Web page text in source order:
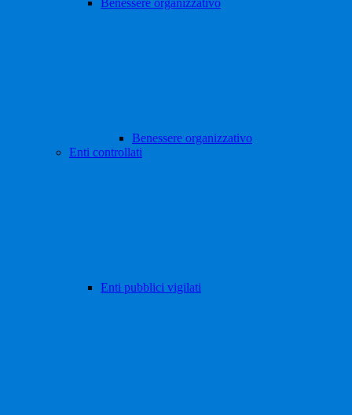
Benessere organizzativo
Benessere organizzativo
Enti controllati
Enti pubblici vigilati